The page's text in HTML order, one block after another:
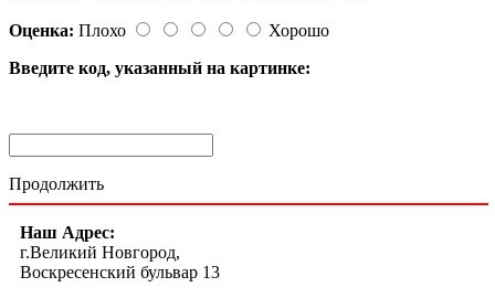
Оценка: Плохо
Хорошо
Введите код, указанный на картинке:
Продолжить
Наш Адрес:
г.Великий Новгород,
Воскресенский бульвар 13